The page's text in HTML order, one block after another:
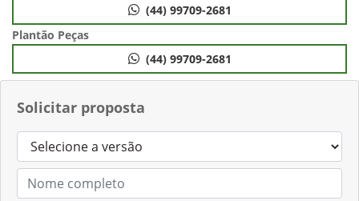
Solicitar proposta
(44) 99709-2681
Plantão Peças
(44) 99709-2681